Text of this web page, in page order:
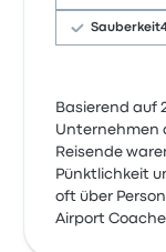
Sauberkeit
Basierend auf
Unternehmen
Reisende
Pünktlichkeit
oft über
Airport